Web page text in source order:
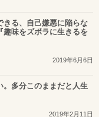
きる、自己嫌悪に陥らな
趣味をズボラに生きるを
2019年6月6日
。多分このままだと人生
2019年2月11日